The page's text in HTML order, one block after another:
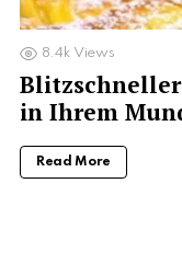
8.4k Views
in Ihrem
Read More